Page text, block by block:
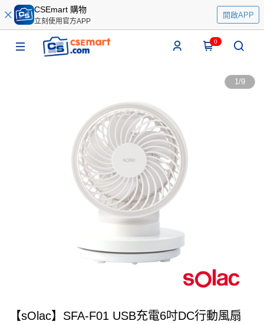
CSEmart 購物
立刻使用官方APP
開啟APP
0
1/9
【sOlac】SFA-F01 USB充電6吋DC行動風扇